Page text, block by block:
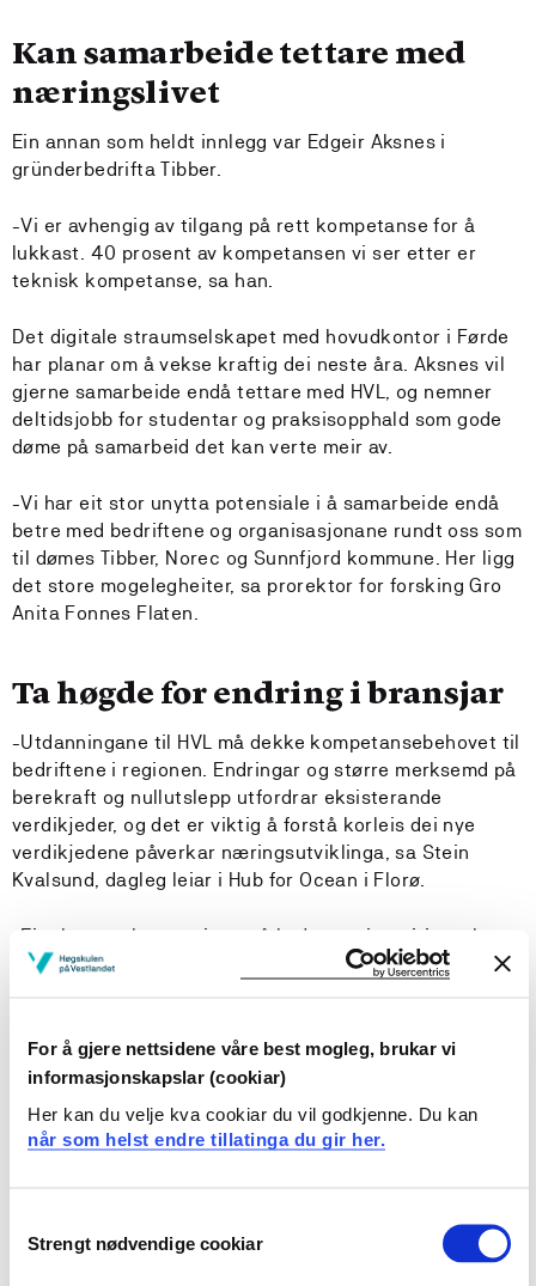
For å gjere nettsidene våre best mogleg, brukar vi
informasjonskapslar (cookiar)
Her kan du velje kva cookiar du vil godkjenne. Du kan
når som helst endre tillatinga du gir her.
Selection
Strengt nødvendige cookiar
Kan samarbeide tettare med
næringslivet
Ein annan som heldt innlegg var Edgeir Aksnes i
gründerbedrifta Tibber.
-Vi er avhengig av tilgang på rett kompetanse for å
lukkast. 40 prosent av kompetansen vi ser etter er
teknisk kompetanse, sa han.
Det digitale straumselskapet med hovudkontor i Førde
har planar om å vekse kraftig dei neste åra. Aksnes vil
gjerne samarbeide endå tettare med HVL, og nemner
deltidsjobb for studentar og praksisopphald som gode
døme på samarbeid det kan verte meir av.
-Vi har eit stor unytta potensiale i å samarbeide endå
betre med bedriftene og organisasjonane rundt oss som
til dømes Tibber, Norec og Sunnfjord kommune. Her ligg
det store mogelegheiter, sa prorektor for forsking Gro
Anita Fonnes Flaten.
Ta høgde for endring i bransjar
-Utdanningane til HVL må dekke kompetansebehovet til
bedriftene i regionen. Endringar og større merksemd på
berekraft og nullutslepp utfordrar eksisterande
verdikjeder, og det er viktig å forstå korleis dei nye
verdikjedene påverkar næringsutviklinga, sa Stein
Kvalsund, dagleg leiar i Hub for Ocean i Florø.
-Eit eksempel er satsinga på hydrogen i maritim sektor.
Aktørar som vi tidlegare oppfatta berre som
sektor.
Utfordringar med rekruttering
det at ingeniørlinjene slit med rekrutteringa vart av
mange trekt fram som ei utfordring. Det vart også peika